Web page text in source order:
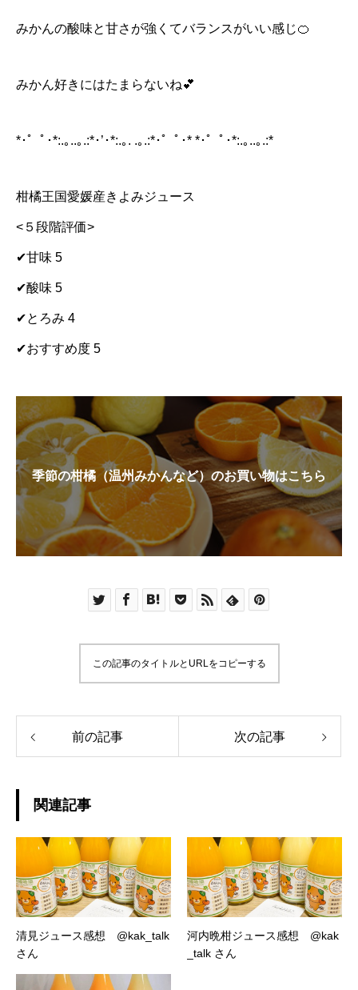
みかんの酸味と甘さが強くてバランスがいい感じ🍊
みかん好きにはたまらないね💕
*･゜ﾟ･*:.｡..｡.:*･’･*:.｡. .｡.:*･゜ﾟ･* *･゜ﾟ･*:.｡..｡.:*
柑橘王国愛媛産きよみジュース
<５段階評価>
✔︎甘味 5
✔︎酸味 5
✔︎とろみ 4
✔︎おすすめ度 5
季節の柑橘（温州みかんなど）のお買い物はこちら
この記事のタイトルとURLをコピーする
前の記事 次の記事
関連記事
清見ジュース感想 @kak_talk
さん
河内晩柑ジュース感想 @kak
_talk さん